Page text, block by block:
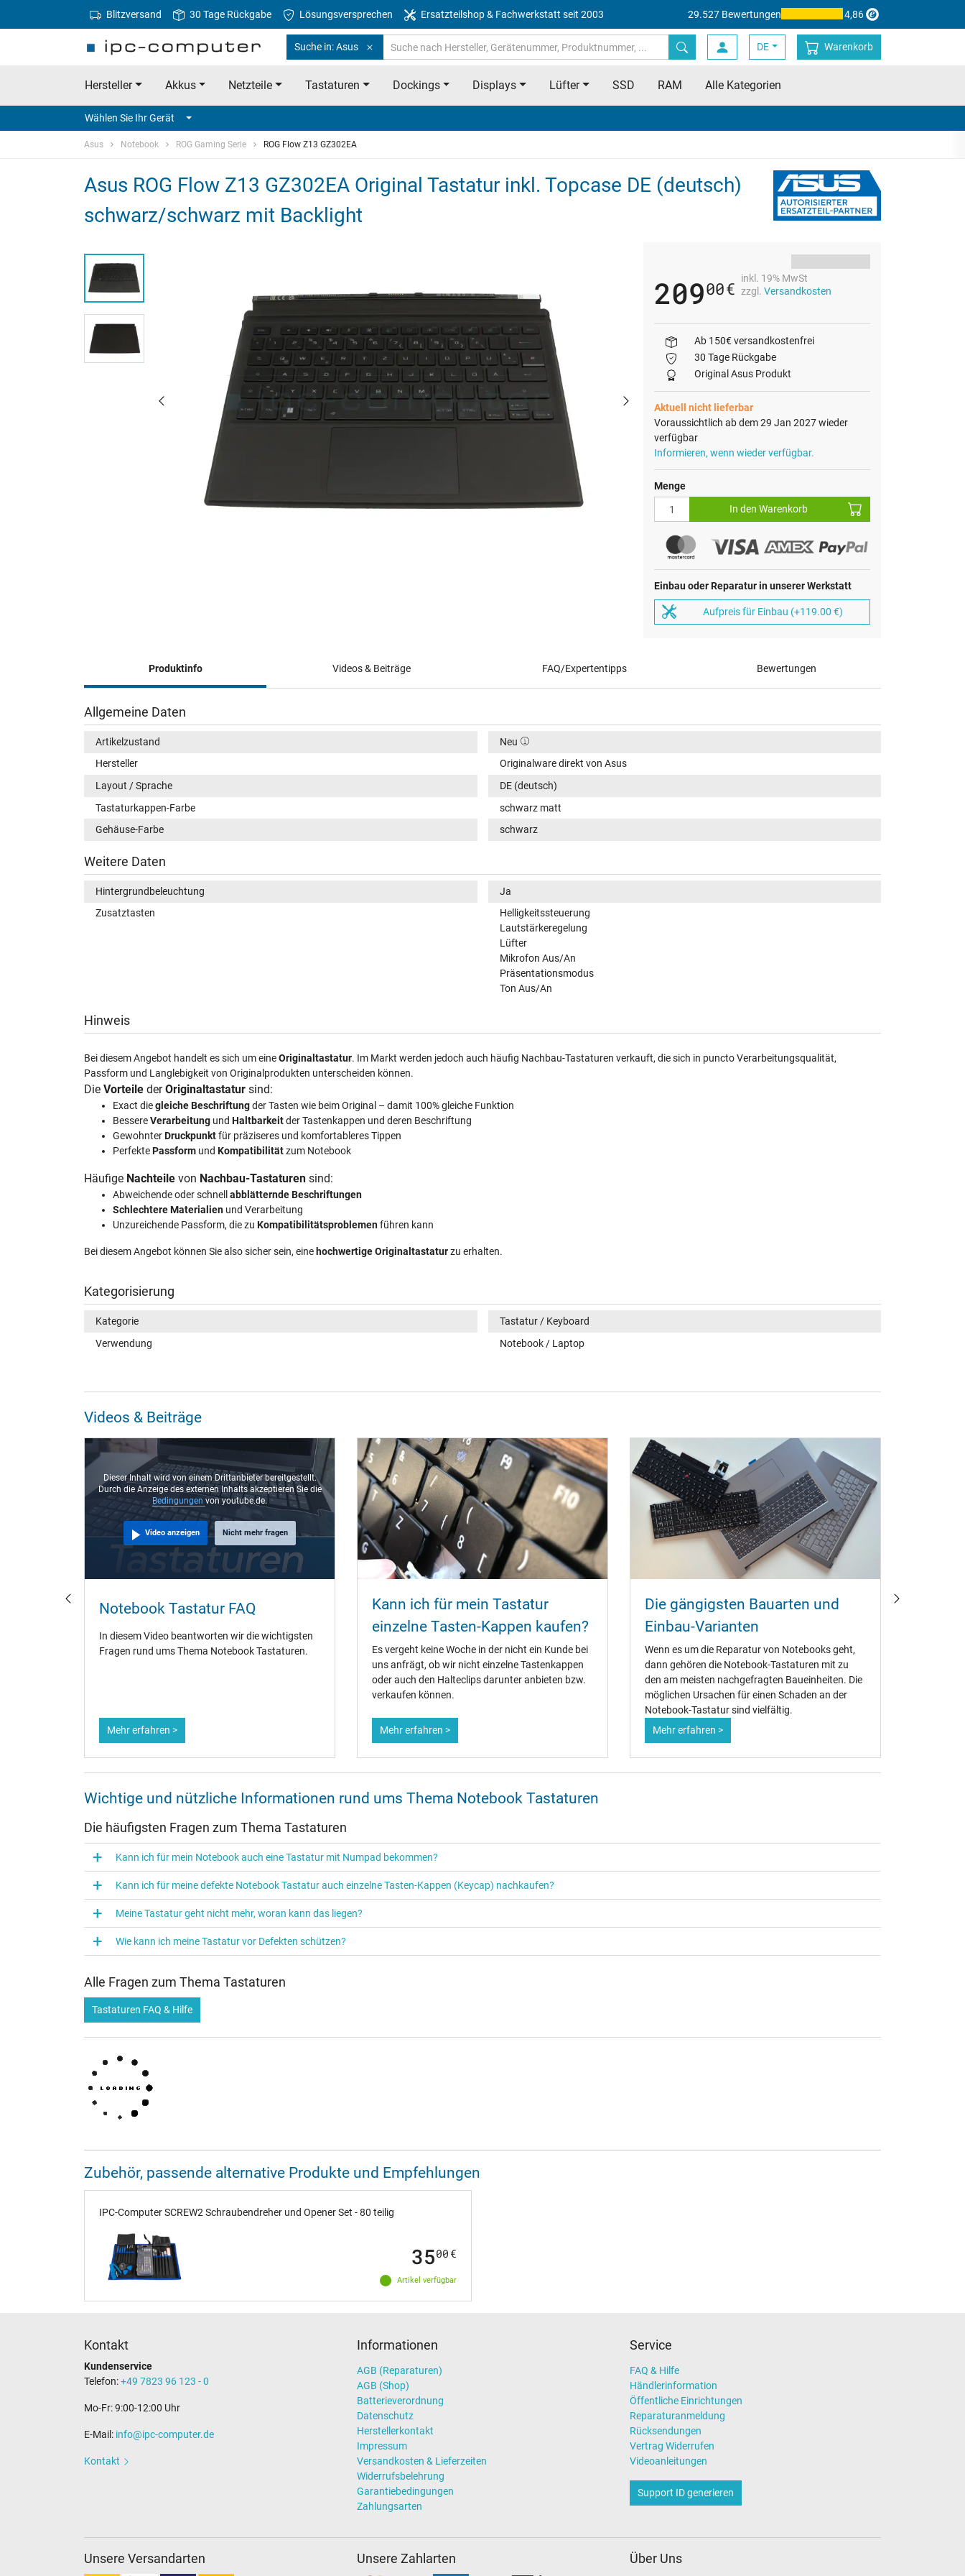
Blitzversand 30 Tage Rückgabe Lösungsversprechen Ersatzteilshop & Fachwerkstatt seit 2003 29.527 Bewertungen 4,86
Suche in: Asus DE Warenkorb
Hersteller Akkus Netzteile Tastaturen Dockings Displays Lüfter SSD RAM Alle Kategorien
Wählen Sie Ihr Gerät
Asus Notebook ROG Gaming Serie ROG Flow Z13 GZ302EA
Asus ROG Flow Z13 GZ302EA Original Tastatur inkl. Topcase DE (deutsch)
schwarz/schwarz mit Backlight
20900€
inkl. 19% MwSt
zzgl. Versandkosten
Ab 150€ versandkostenfrei
30 Tage Rückgabe
Original Asus Produkt
Aktuell nicht lieferbar
Voraussichtlich ab dem 29 Jan 2027 wieder
verfügbar
Informieren, wenn wieder verfügbar.
Menge
In den Warenkorb
Einbau oder Reparatur in unserer Werkstatt
Aufpreis für Einbau (+119.00 €)
Produktinfo Videos & Beiträge FAQ/Expertentipps Bewertungen
Allgemeine Daten
Artikelzustand
Neu
Hersteller
Originalware direkt von Asus
Layout / Sprache
DE (deutsch)
Tastaturkappen-Farbe
schwarz matt
Gehäuse-Farbe
schwarz
Weitere Daten
Hintergrundbeleuchtung
Ja
Zusatztasten
Helligkeitssteuerung
Lautstärkeregelung
Lüfter
Mikrofon Aus/An
Präsentationsmodus
Ton Aus/An
Hinweis
Bei diesem Angebot handelt es sich um eineOriginaltastatur. Im Markt werden jedoch auch häufig Nachbau-Tastaturen verkauft, die sich in puncto Verarbeitungsqualität,
Passform und Langlebigkeit von Originalprodukten unterscheiden können.
Die Vorteile derOriginaltastatur sind:
Exact diegleiche Beschriftungder Tasten wie beim Original – damit 100% gleiche Funktion
BessereVerarbeitung und Haltbarkeitder Tastenkappen und deren Beschriftung
GewohnterDruckpunktfür präziseres und komfortableres Tippen
PerfektePassform und Kompatibilitätzum Notebook
Häufige Nachteile von Nachbau-Tastaturen sind:
Abweichende oder schnell abblätternde Beschriftungen
Schlechtere Materialien und Verarbeitung
Unzureichende Passform, die zu Kompatibilitätsproblemenführen kann
Bei diesem Angebot können Sie also sicher sein, eine hochwertige Originaltastaturzu erhalten.
Kategorisierung
Kategorie
Tastatur / Keyboard
Verwendung
Notebook / Laptop
Videos & Beiträge
Dieser Inhalt wird von einem Drittanbieter bereitgestellt.
Durch die Anzeige des externen Inhalts akzeptieren Sie die
Bedingungen von youtube.de.
Video anzeigen Nicht mehr fragen
Notebook Tastatur FAQ
In diesem Video beantworten wir die wichtigsten
Fragen rund ums Thema Notebook Tastaturen.
Mehr erfahren >
Kann ich für mein Tastatur
einzelne Tasten-Kappen kaufen?
Es vergeht keine Woche in der nicht ein Kunde bei
uns anfrägt, ob wir nicht einzelne Tastenkappen
oder auch den Halteclips darunter anbieten bzw.
verkaufen können.
Mehr erfahren >
Die gängigsten Bauarten und
Einbau-Varianten
Wenn es um die Reparatur von Notebooks geht,
dann gehören die Notebook-Tastaturen mit zu
den am meisten nachgefragten Baueinheiten. Die
möglichen Ursachen für einen Schaden an der
Notebook-Tastatur sind vielfältig.
Mehr erfahren >
Wichtige und nützliche Informationen rund ums Thema Notebook Tastaturen
Die häufigsten Fragen zum Thema Tastaturen
Kann ich für mein Notebook auch eine Tastatur mit Numpad bekommen?
Kann ich für meine defekte Notebook Tastatur auch einzelne Tasten-Kappen (Keycap) nachkaufen?
Meine Tastatur geht nicht mehr, woran kann das liegen?
Wie kann ich meine Tastatur vor Defekten schützen?
Alle Fragen zum Thema Tastaturen
Tastaturen FAQ & Hilfe
Zubehör, passende alternative Produkte und Empfehlungen
IPC-Computer SCREW2 Schraubendreher und Opener Set - 80 teilig
Artikel verfügbar
3500 €
Kontakt
Kundenservice
Telefon:+49 7823 96 123 - 0
Mo-Fr: 9:00-12:00 Uhr
E-Mail: info@ipc-computer.de
Kontakt
Informationen
AGB (Reparaturen)
AGB (Shop)
Batterieverordnung
Datenschutz
Herstellerkontakt
Impressum
Versandkosten & Lieferzeiten
Widerrufsbelehrung
Garantiebedingungen
Zahlungsarten
Service
FAQ & Hilfe
Händlerinformation
Öffentliche Einrichtungen
Reparaturanmeldung
Rücksendungen
Vertrag Widerrufen
Videoanleitungen
Support ID generieren
Über Uns
Unsere Versandarten Unsere Zahlarten